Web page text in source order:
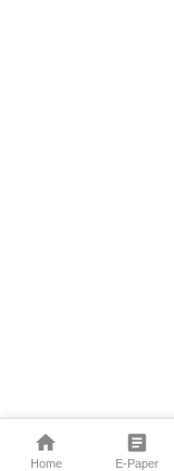
Home E-Paper